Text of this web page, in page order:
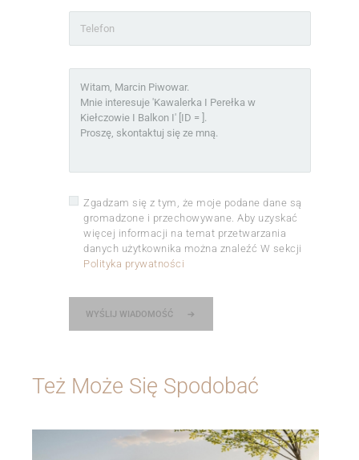
Zgadzam się z tym, że moje podane dane są
gromadzone i przechowywane. Aby uzyskać
więcej informacji na temat przetwarzania
danych użytkownika można znaleźć W sekcji
Polityka prywatności
WYŚLIJ WIADOMOŚĆ
Też Może Się Spodobać